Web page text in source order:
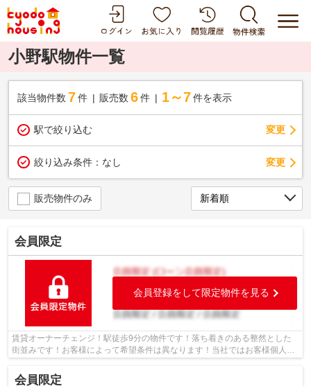
小野駅物件一覧
該当物件数 7件 販売数 6 件 1～7 件を表示
駅で絞り込む 変更
絞り込み条件： なし 変更
販売物件のみ
会員限定
会員登録をして限定物件を見る
賃貸オーナーチェンジ！駅徒歩9分の物件です！落ち着きのある整然とした
街並みです！お客様によって希望条件は異なります！当社ではお客様個人の
ご希望をお伺いし、それにマッチした不...
会員限定